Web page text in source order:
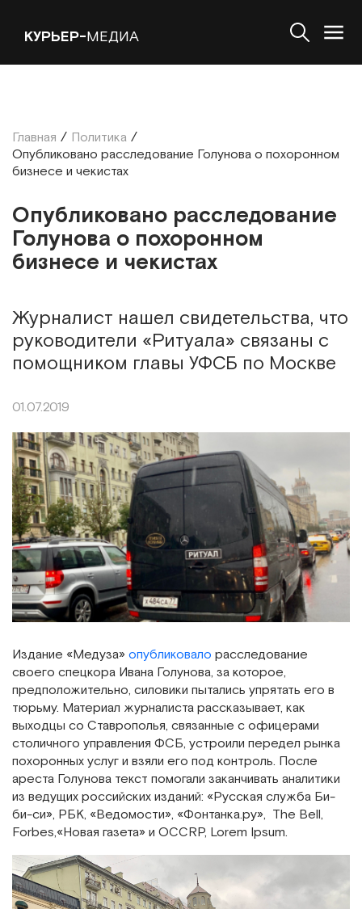
КУРЬЕР-МЕДИА
Главная / Политика /
Опубликовано расследование Голунова о похоронном
бизнесе и чекистах
Опубликовано расследование
Голунова о похоронном
бизнесе и чекистах
Журналист нашел свидетельства, что
руководители «Ритуала» связаны с
помощником главы УФСБ по Москве
01.07.2019
Издание «Медуза» опубликовало расследование
своего спецкора Ивана Голунова, за которое,
предположительно, силовики пытались упрятать его в
тюрьму. Материал журналиста рассказывает, как
выходцы со Ставрополья, связанные с офицерами
столичного управления ФСБ, устроили передел рынка
похоронных услуг и взяли его под контроль. После
ареста Голунова текст помогали заканчивать аналитики
из ведущих российских изданий: «Русская служба Би-
би-си», РБК, «Ведомости», «Фонтанка.ру», The Bell,
Forbes,«Новая газета» и OCCRP, Lorem Ipsum.